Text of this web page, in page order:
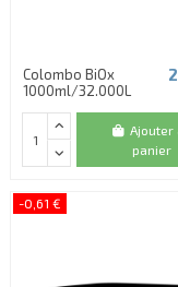
Colombo BiOx
1000ml/32.000L
Ajouter
panier
-0,61 €